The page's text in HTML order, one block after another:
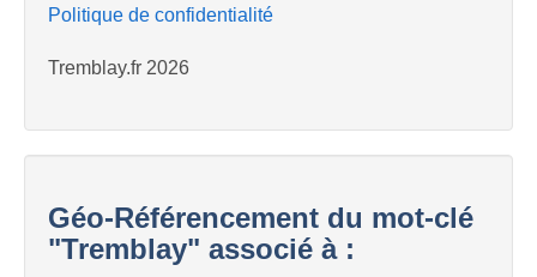
Politique de confidentialité
Tremblay.fr 2026
Géo-Référencement du mot-clé
"Tremblay" associé à :